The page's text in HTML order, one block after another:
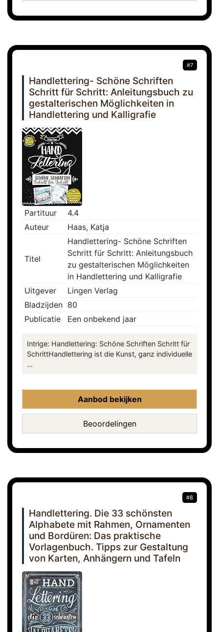
#7
Handlettering- Schöne Schriften
Schritt für Schritt: Anleitungsbuch zu
gestalterischen Möglichkeiten in
Handlettering und Kalligrafie
Partituur
4.4
Auteur
Haas, Katja
Titel
Handlettering- Schöne Schriften
Schritt für Schritt: Anleitungsbuch
zu gestalterischen Möglichkeiten
in Handlettering und Kalligrafie
Uitgever
Lingen Verlag
Bladzijden 80
Publicatie
Een onbekend jaar
Intrige: Handlettering: Schöne Schriften Schritt für
SchrittHandlettering ist die Kunst, ganz individuelle
...
Aanbod bekijken
Beoordelingen
#8
Handlettering. Die 33 schönsten
Alphabete mit Rahmen, Ornamenten
und Bordüren: Das praktische
Vorlagenbuch. Tipps zur Gestaltung
von Karten, Anhängern und Tafeln